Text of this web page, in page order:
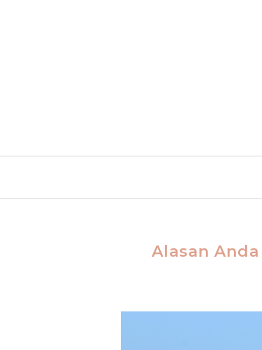
Alasan